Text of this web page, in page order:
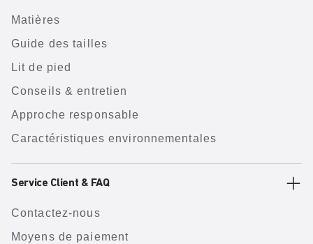
Matières
Guide des tailles
Lit de pied
Conseils & entretien
Approche responsable
Caractéristiques environnementales
Service Client & FAQ
Contactez-nous
Moyens de paiement